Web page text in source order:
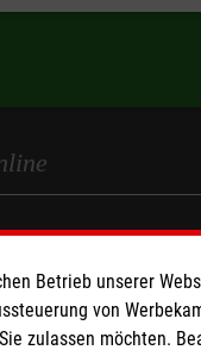
Betrieb unserer
von
zulassen möchten.